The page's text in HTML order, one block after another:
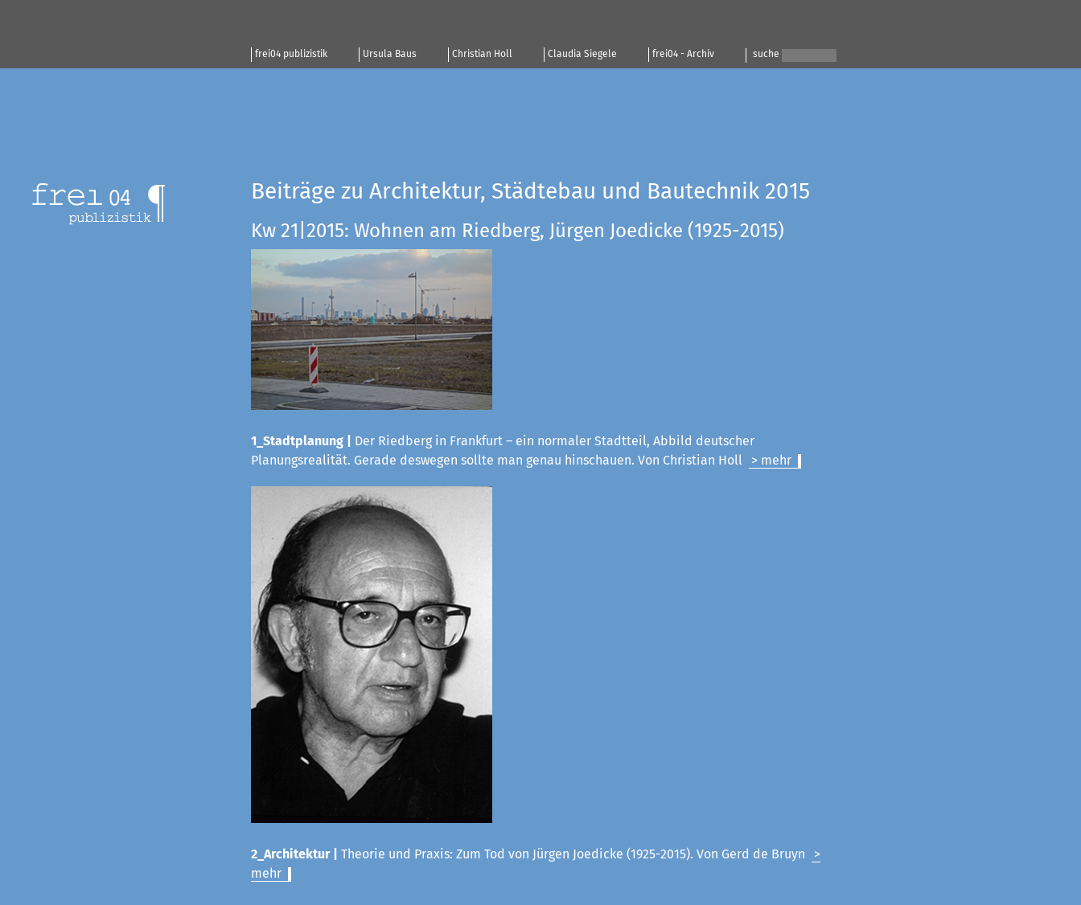
frei04 publizistik Ursula Baus Christian Holl Claudia Siegele frei04 - Archiv suche
Beiträge zu Architektur, Städtebau und Bautechnik 2015
Kw 21|2015: Wohnen am Riedberg, Jürgen Joedicke (1925-2015)
1_Stadtplanung |
Der Riedberg in Frankfurt – ein normaler Stadtteil, Abbild deutscher
Planungsrealität. Gerade deswegen sollte man genau hinschauen. Von Christian Holl
> mehr
2_Architektur | Theorie und Praxis: Zum Tod von Jürgen Joedicke (1925-2015). Von Gerd de Bruyn
>
mehr